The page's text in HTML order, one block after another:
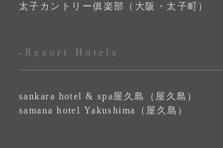
太子カントリー俱楽部（大阪・太子町）
-Resort Hotels
sankara hotel & spa屋久島（屋久島）
samana hotel Yakushima（屋久島）